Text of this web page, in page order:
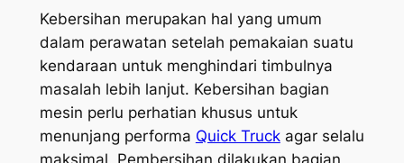
Kebersihan merupakan hal yang umum
dalam perawatan setelah pemakaian suatu
kendaraan untuk menghindari timbulnya
masalah lebih lanjut. Kebersihan bagian
mesin perlu perhatian khusus untuk
menunjang performa Quick Truckagar selalu